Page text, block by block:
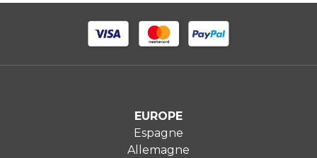
EUROPE
Espagne
Allemagne